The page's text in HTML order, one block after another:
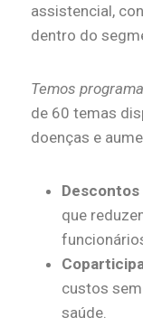
assistencial,
dentro do
Temos
de 60 temas
doenças e
que
custos
saúde.